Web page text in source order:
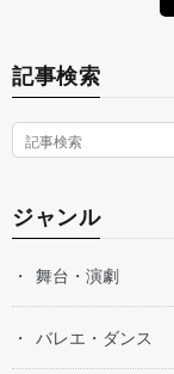
記事検索
ジャンル
舞台・演劇
バレエ・ダンス